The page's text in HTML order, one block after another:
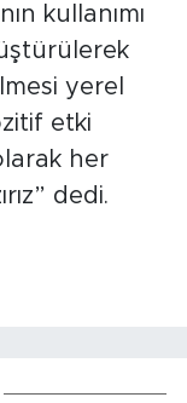
kullanımı
yerel
etki
her
dedi.